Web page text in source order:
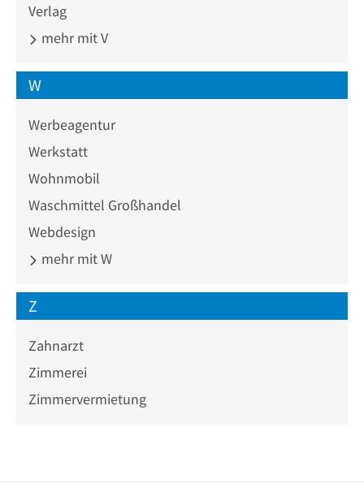
Verlag
mehr mit V
W
Werbeagentur
Werkstatt
Wohnmobil
Waschmittel Großhandel
Webdesign
mehr mit W
Z
Zahnarzt
Zimmerei
Zimmervermietung